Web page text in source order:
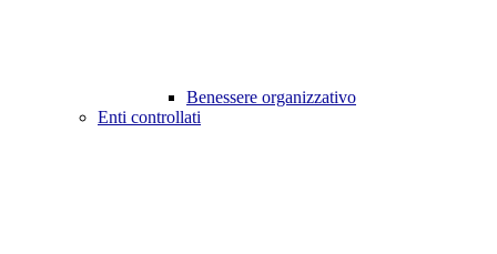
Benessere organizzativo
Enti controllati